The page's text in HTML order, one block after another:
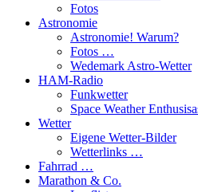
Fotos
Astronomie
Astronomie! Warum?
Fotos …
Wedemark Astro-Wetter
HAM-Radio
Funkwetter
Space Weather
Wetter
Eigene Wetter-Bilder
Wetterlinks …
Fahrrad …
Marathon & Co.